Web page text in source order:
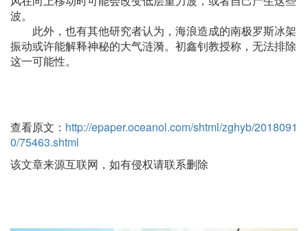
波。
此外，也有其他研究者认为，海浪造成的南极罗斯冰架
振动或许能解释神秘的大气涟漪。初鑫钊教授称，无法排除
这一可能性。
查看原文： http://epaper.oceanol.com/shtml/zghyb/2018091
0/75463.shtml
该文章来源互联网，如有侵权请联系删除